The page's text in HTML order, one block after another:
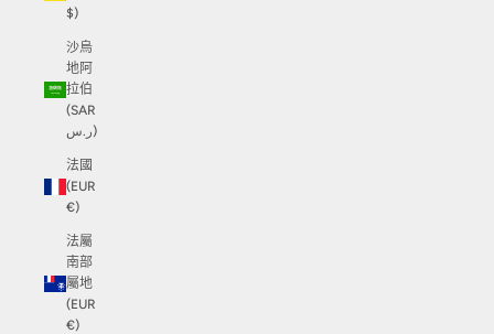
$)
沙烏
地阿
拉伯
(SAR
ر.س)
法國
(EUR
€)
法屬
南部
屬地
(EUR
€)